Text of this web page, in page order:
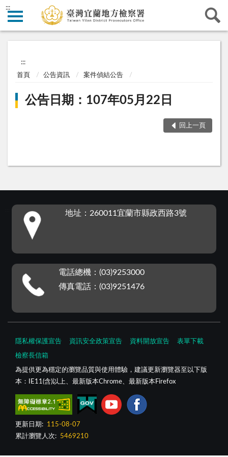
:::
:::
首頁 公告資訊 案件偵結公告
公告日期：107年05月22日
回上一頁
地址：260011宜蘭市縣政西路3號
電話總機：(03)9253000
傳真電話：(03)9251476
隱私權保護宣告 資訊安全政策宣告 資料開放宣告 表單下載
檢察長信箱
為提供更為穩定的瀏覽品質與使用體驗，建議更新瀏覽器至以下版
本：IE11(含)以上、最新版本Chrome、最新版本Firefox
更新日期:
115-08-07
累計瀏覽人次:
5469210